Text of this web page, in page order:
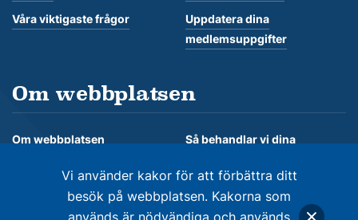
Vi använder kakor för att förbättra ditt
besök på webbplatsen. Kakorna som
används är nödvändiga och används
Våra viktigaste frågor
Uppdatera dina
medlemsuppgifter
Om webbplatsen
Om webbplatsen
Så behandlar vi dina